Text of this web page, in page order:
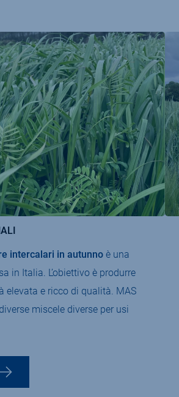
intercalari in autunnoè una
in Italia. L’obiettivo è produrre
elevata e ricco di qualità. MAS
miscele diverse per usi